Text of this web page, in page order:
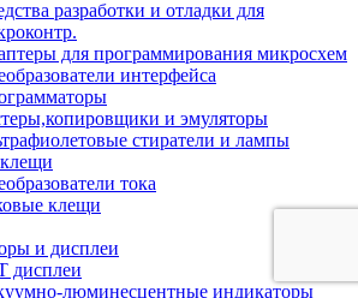
разработки и отладки для
для программирования микросхем
интерфейса
и эмуляторы
стиратели и лампы
тока
клещи
и дисплеи
дисплеи
люминесцентные индикаторы